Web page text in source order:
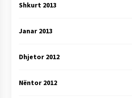
Shkurt 2013
Janar 2013
Dhjetor 2012
Nëntor 2012